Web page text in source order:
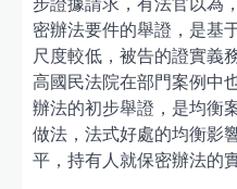
密辦法要件的舉證，是基
尺度較低，被告的證實義
高國民法院在部門案例中
辦法的初步舉證，是均衡
做法，法式好處的均衡影
平，持有人就保密辦法的